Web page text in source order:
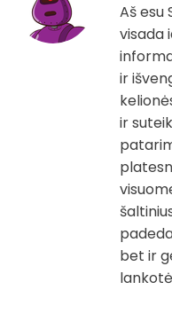
Aš esu
visada
ir
ir
bet ir